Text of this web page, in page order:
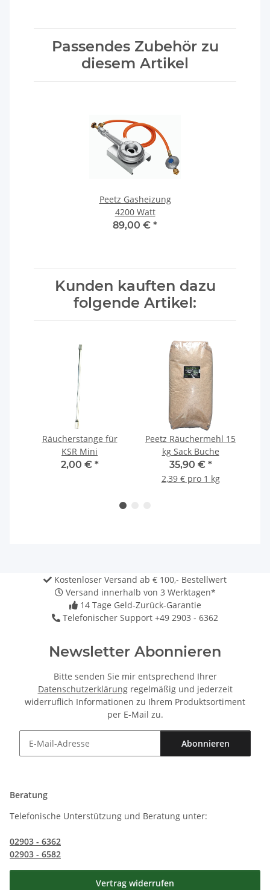
Passendes Zubehör zu
diesem Artikel
Peetz Gasheizung
4200 Watt
89,00 € *
Kunden kauften dazu
folgende Artikel:
Räucherstange für
KSR Mini
2,00 € *
Peetz Räuchermehl 15
kg Sack Buche
35,90 € *
2,39 € pro 1 kg
Kostenloser Versand ab € 100,- Bestellwert
Versand innerhalb von 3 Werktagen*
14 Tage Geld-Zurück-Garantie
Telefonischer Support +49 2903 - 6362
Newsletter Abonnieren
Bitte senden Sie mir entsprechend Ihrer
Datenschutzerklärungregelmäßig und jederzeit
widerruflich Informationen zu Ihrem Produktsortiment
per E-Mail zu.
Abonnieren
Beratung
Telefonische Unterstützung und Beratung unter:
02903 - 6362
02903 - 6582
Vertrag widerrufen